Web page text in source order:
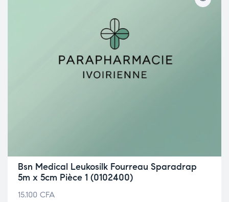
Bsn Medical Leukosilk Fourreau Sparadrap
5m x 5cm Pièce 1 (0102400)
15.100 CFA